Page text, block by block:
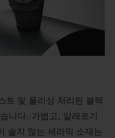
트 및 폴리싱 처리된 블랙
니다. 가볍고, 알레르기
슬지 않는 세라믹 소재는